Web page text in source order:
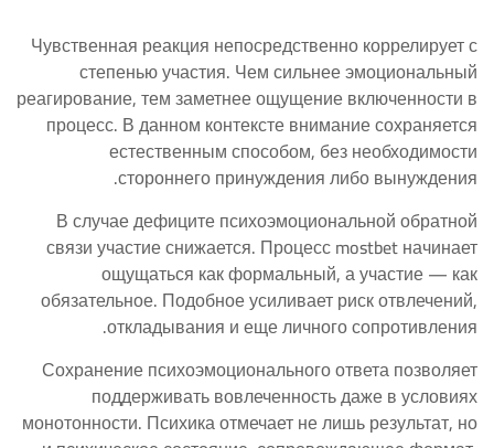
Чувственная реакция непосредственно коррелирует с
степенью участия. Чем сильнее эмоциональный
реагирование, тем заметнее ощущение включенности в
процесс. В данном контексте внимание сохраняется
естественным способом, без необходимости
стороннего принуждения либо вынуждения.
В случае дефиците психоэмоциональной обратной
связи участие снижается. Процесс mostbet начинает
ощущаться как формальный, а участие — как
обязательное. Подобное усиливает риск отвлечений,
откладывания и еще личного сопротивления.
Сохранение психоэмоционального ответа позволяет
поддерживать вовлеченность даже в условиях
монотонности. Психика отмечает не лишь результат, но